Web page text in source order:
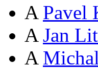
A Pavel
A Jan
A